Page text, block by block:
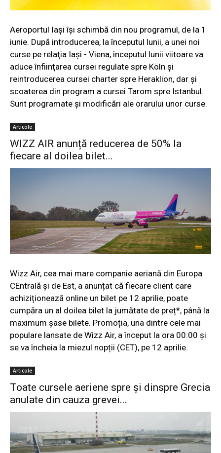
Aeroportul Iași îşi schimbă din nou programul, de la 1
iunie. După introducerea, la începutul lunii, a unei noi
curse pe relaţia Iaşi - Viena, începutul lunii viitoare va
aduce înfiinţarea cursei regulate spre Köln şi
reintroducerea cursei charter spre Heraklion, dar şi
scoaterea din program a cursei Tarom spre Istanbul.
Sunt programate şi modificări ale orarului unor curse.
Articole
WIZZ AIR anunță reducerea de 50% la
fiecare al doilea bilet...
Wizz Air, cea mai mare companie aeriană din Europa
CEntrală și de Est, a anunțat că fiecare client care
achiziționează online un bilet pe 12 aprilie, poate
cumpăra un al doilea bilet la jumătate de preț*, până la
maximum șase bilete. Promoția, una dintre cele mai
populare lansate de Wizz Air, a început la ora 00:00 și
se va încheia la miezul nopții (CET), pe 12 aprilie.
Articole
Toate cursele aeriene spre și dinspre Grecia
anulate din cauza grevei...